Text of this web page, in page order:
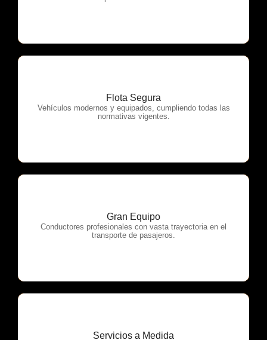
Flota Segura
Vehículos modernos y equipados, cumpliendo todas las
normativas vigentes.
OTP Servicios
Gran Equipo
Conductores profesionales con vasta trayectoria en el
transporte de pasajeros.
OTP Servicios
Servicios a Medida